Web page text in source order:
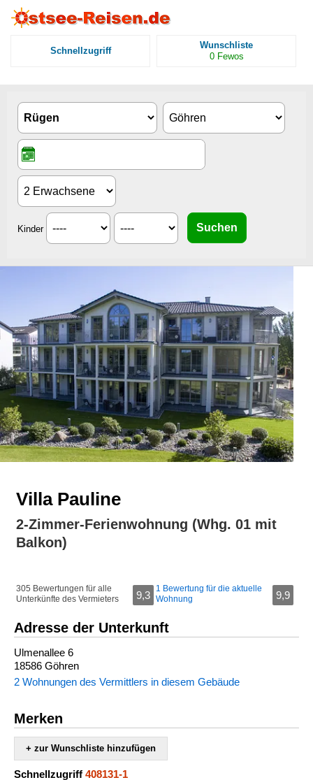
Schnellzugriff
Wunschliste
0 Fewos
Kinder
Villa Pauline
2-Zimmer-Ferienwohnung (Whg. 01 mit
Balkon)
305 Bewertungen für alle
Unterkünfte des Vermieters
9,3
1 Bewertung für die aktuelle
Wohnung
9,9
Adresse der Unterkunft
Ulmenallee 6
18586 Göhren
2 Wohnungen des Vermittlers in diesem Gebäude
Merken
+ zur Wunschliste hinzufügen
Schnellzugriff 408131-1